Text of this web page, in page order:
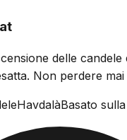
delle
Non perdere
HavdalàBasato